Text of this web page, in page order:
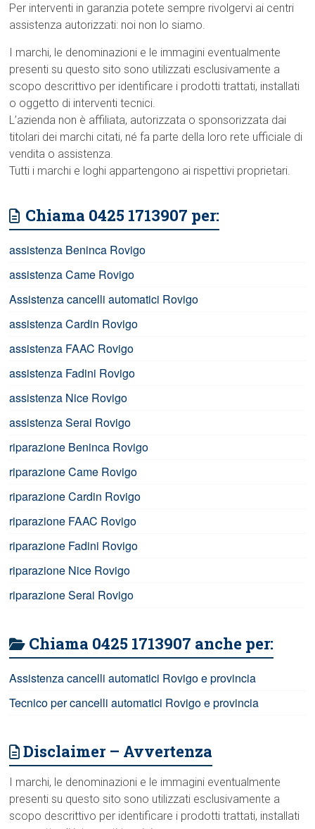
Per interventi in garanzia potete sempre rivolgervi ai centri
assistenza autorizzati: noi non lo siamo.
I marchi, le denominazioni e le immagini eventualmente
presenti su questo sito sono utilizzati esclusivamente a
scopo descrittivo per identificare i prodotti trattati, installati
o oggetto di interventi tecnici.
L’azienda non è affiliata, autorizzata o sponsorizzata dai
titolari dei marchi citati, né fa parte della loro rete ufficiale di
vendita o assistenza.
Tutti i marchi e loghi appartengono ai rispettivi proprietari.
Chiama 0425 1713907 per:
assistenza Beninca Rovigo
assistenza Came Rovigo
Assistenza cancelli automatici Rovigo
assistenza Cardin Rovigo
assistenza FAAC Rovigo
assistenza Fadini Rovigo
assistenza Nice Rovigo
assistenza Serai Rovigo
riparazione Beninca Rovigo
riparazione Came Rovigo
riparazione Cardin Rovigo
riparazione FAAC Rovigo
riparazione Fadini Rovigo
riparazione Nice Rovigo
riparazione Serai Rovigo
Chiama 0425 1713907 anche per:
Assistenza cancelli automatici Rovigo e provincia
Tecnico per cancelli automatici Rovigo e provincia
Disclaimer – Avvertenza
I marchi, le denominazioni e le immagini eventualmente
presenti su questo sito sono utilizzati esclusivamente a
scopo descrittivo per identificare i prodotti trattati, installati